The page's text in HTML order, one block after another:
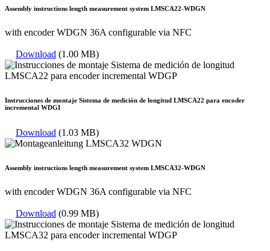
Assembly instructions length measurement system LMSCA22-WDGN
with encoder WDGN 36A configurable via NFC
Download (1.00 MB)
Instrucciones de montaje Sistema de medición de longitud LMSCA22 para encoder
incremental WDGI
Download (1.03 MB)
Assembly instructions length measurement system LMSCA32-WDGN
with encoder WDGN 36A configurable via NFC
Download (0.99 MB)